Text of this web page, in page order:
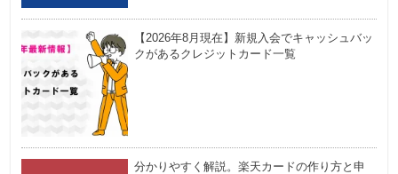
【2026年8月現在】新規入会でキャッシュバッ
クがあるクレジットカード一覧
分かりやすく解説。楽天カードの作り方と申